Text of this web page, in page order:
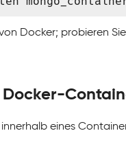
Docker; probieren
eines